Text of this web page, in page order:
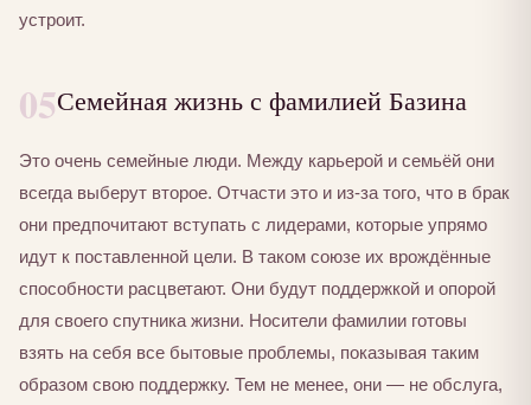
устроит.
05Семейная жизнь с фамилией Базина
Это очень семейные люди. Между карьерой и семьёй они
всегда выберут второе. Отчасти это и из-за того, что в брак
они предпочитают вступать с лидерами, которые упрямо
идут к поставленной цели. В таком союзе их врождённые
способности расцветают. Они будут поддержкой и опорой
для своего спутника жизни. Носители фамилии готовы
взять на себя все бытовые проблемы, показывая таким
образом свою поддержку. Тем не менее, они — не обслуга,